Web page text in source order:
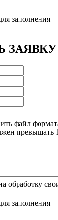
заполнения
ЗАЯВКУ
файл
превышать
обработку
заполнения